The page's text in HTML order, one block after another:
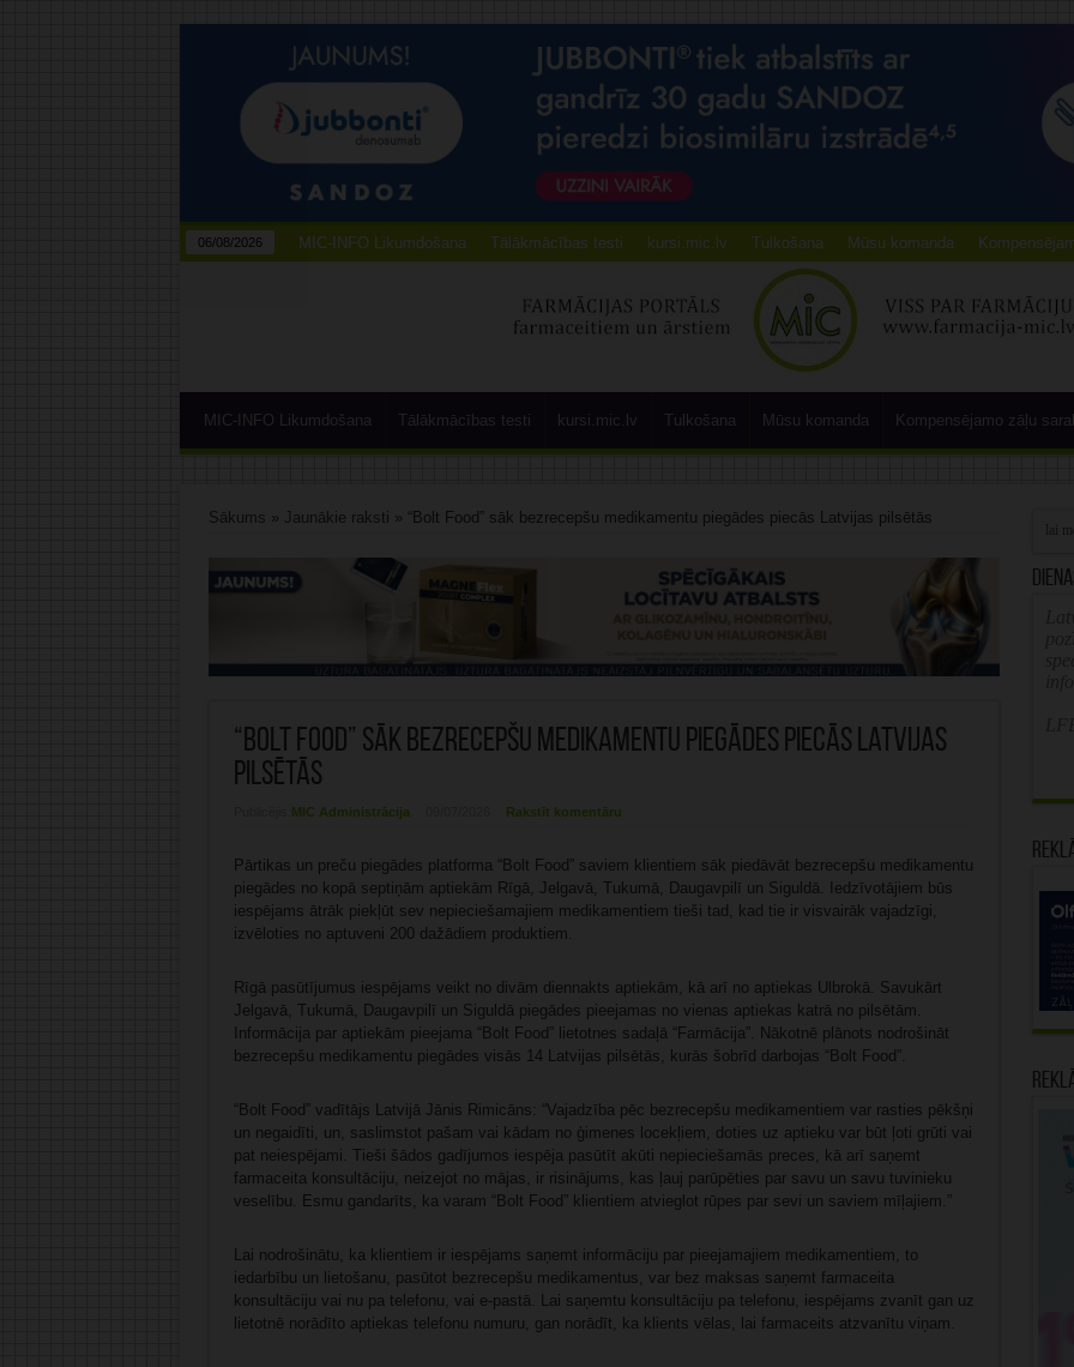
06/08/2026 MIC-INFO Likumdošana Tālākmācības testi kursi.mic.lv Tulkošana Mūsu komanda
MIC-INFO Likumdošana Tālākmācības testi kursi.mic.lv Tulkošana Mūsu komanda Kompensējamo zāļu
Sākums » Jaunākie raksti » “Bolt Food” sāk bezrecepšu medikamentu piegādes piecās Latvijas pilsētās
“Bolt Food” sāk bezrecepšu medikamentu piegādes piecās Latvijas
pilsētās
MIC Administrācija Rakstīt komentāru
Pārtikas un preču piegādes platforma “Bolt Food” saviem klientiem sāk piedāvāt bezrecepšu medikamentu
piegādes no kopā septiņām aptiekām Rīgā, Jelgavā, Tukumā, Daugavpilī un Siguldā. Iedzīvotājiem būs
iespējams ātrāk piekļūt sev nepieciešamajiem medikamentiem tieši tad, kad tie ir visvairāk vajadzīgi,
izvēloties no aptuveni 200 dažādiem produktiem.
Rīgā pasūtījumus iespējams veikt no divām diennakts aptiekām, kā arī no aptiekas Ulbrokā. Savukārt
Jelgavā, Tukumā, Daugavpilī un Siguldā piegādes pieejamas no vienas aptiekas katrā no pilsētām.
Informācija par aptiekām pieejama “Bolt Food” lietotnes sadaļā “Farmācija”. Nākotnē plānots nodrošināt
bezrecepšu medikamentu piegādes visās 14 Latvijas pilsētās, kurās šobrīd darbojas “Bolt Food”.
“Bolt Food” vadītājs Latvijā Jānis Rimicāns: “Vajadzība pēc bezrecepšu medikamentiem var rasties pēkšņi
un negaidīti, un, saslimstot pašam vai kādam no ģimenes locekļiem, doties uz aptieku var būt ļoti grūti vai
pat neiespējami. Tieši šādos gadījumos iespēja pasūtīt akūti nepieciešamās preces, kā arī saņemt
farmaceita konsultāciju, neizejot no mājas, ir risinājums, kas ļauj parūpēties par savu un savu tuvinieku
veselību. Esmu gandarīts, ka varam “Bolt Food” klientiem atvieglot rūpes par sevi un saviem mīļajiem.”
Lai nodrošinātu, ka klientiem ir iespējams saņemt informāciju par pieejamajiem medikamentiem, to
iedarbību un lietošanu, pasūtot bezrecepšu medikamentus, var bez maksas saņemt farmaceita
konsultāciju vai nu pa telefonu, vai e-pastā. Lai saņemtu konsultāciju pa telefonu, iespējams zvanīt gan uz
lietotnē norādīto aptiekas telefonu numuru, gan norādīt, ka klients vēlas, lai farmaceits atzvanītu viņam.